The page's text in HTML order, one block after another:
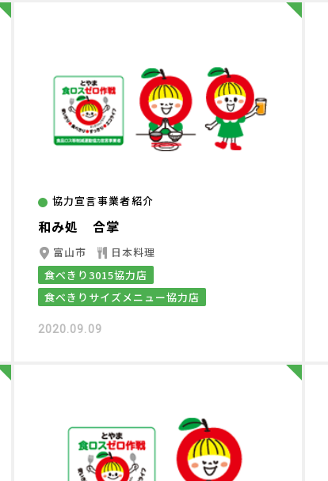
協力宣言事業者紹介
和み処 合掌
富山市
日本料理
食べきり3015協力店
食べきりサイズメニュー協力店
2020.09.09